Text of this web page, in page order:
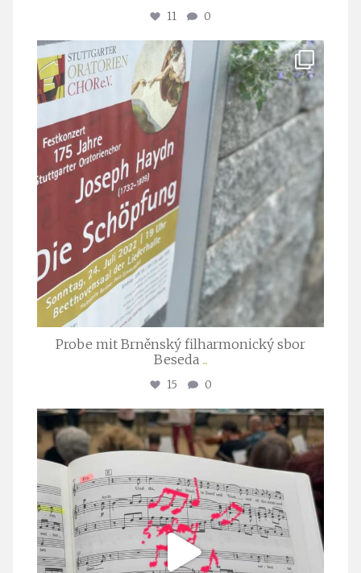
11 0
stuttgarter_oratorienchor
Juli 23
Probe mit Brněnský filharmonický sbor
Beseda ...
15 0
stuttgarter_oratorienchor
Juli 23